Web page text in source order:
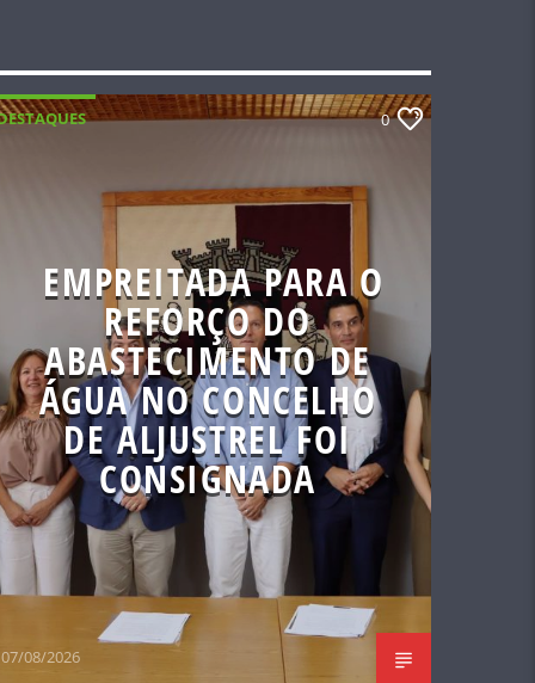
0
EMPREITADA PARA O
REFORÇO DO
ABASTECIMENTO DE
ÁGUA NO CONCELHO
DE ALJUSTREL FOI
CONSIGNADA
07/08/2026